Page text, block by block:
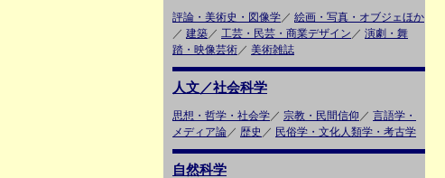
評論・美術史・図像学／ 絵画・写真・オブジェほか
／ 建築／ 工芸・民芸・商業デザイン ／ 演劇・舞
踏・映像芸術／ 美術雑誌
人文／社会科学
思想・哲学・社会学／ 宗教・民間信仰 ／ 言語学・
メディア論／ 歴史 ／ 民俗学・文化人類学・考古学
自然科学